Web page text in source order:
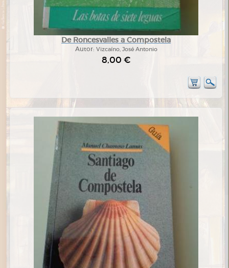
De Roncesvalles a Compostela
Autor: Vizcaíno, José Antonio
8,00 €